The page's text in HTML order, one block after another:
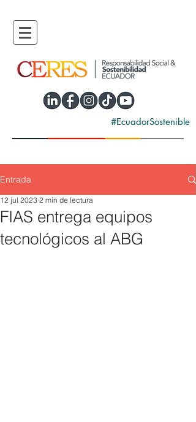
#EcuadorSostenible
Entrada
FIAS entrega equipos
tecnológicos al ABG
12 jul 2023 2 min de lectura